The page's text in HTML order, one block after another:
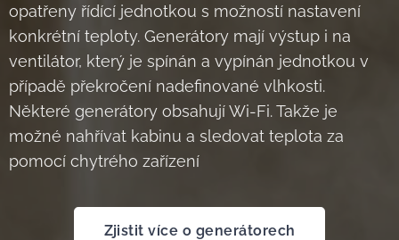
opatřeny řídící jednotkou s možností nastavení
konkrétní teploty. Generátory mají výstup i na
ventilátor, který je spínán a vypínán jednotkou v
případě překročení nadefinované vlhkosti.
Některé generátory obsahují Wi-Fi. Takže je
možné nahřívat kabinu a sledovat teplota za
pomocí chytrého zařízení
Zjistit více o generátorech